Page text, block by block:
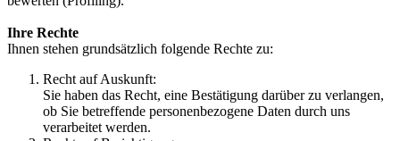
Ihre Rech­te
Ihnen stehen grundsätzlich folgende Rechte zu:
Recht auf Auskunft:
Sie haben das Recht, eine Bestätigung darüber zu verlangen,
ob Sie betreffende personenbezogene Daten durch uns
verarbeitet werden.